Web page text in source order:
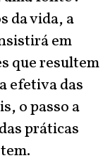
da vida, a
em
que resultem
efetiva das
o passo a
práticas